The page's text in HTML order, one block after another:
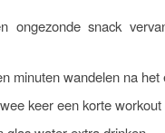
ongezonde snack
minuten wandelen na het
keer een korte workout